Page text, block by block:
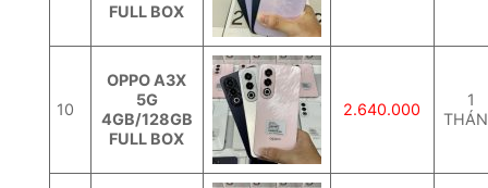
FULL BOX
10
OPPO A3X
5G
4GB/128GB
FULL BOX
2.640.000
1